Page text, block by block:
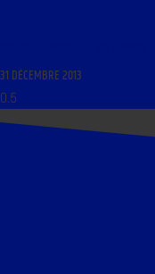
31 DÉCEMBRE 2013